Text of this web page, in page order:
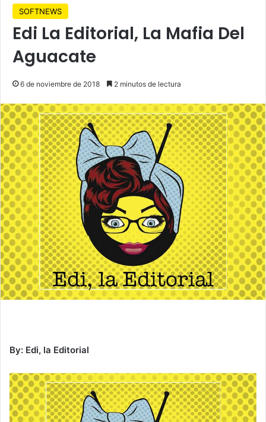
SOFTNEWS
Edi La Editorial, La Mafia Del
Aguacate
6 de noviembre de 2018 2 minutos de lectura
By: Edi, la Editorial